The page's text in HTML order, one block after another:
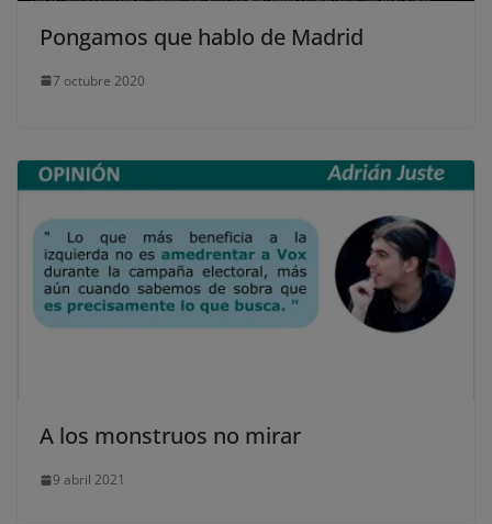
Pongamos que hablo de Madrid
7 octubre 2020
A los monstruos no mirar
9 abril 2021